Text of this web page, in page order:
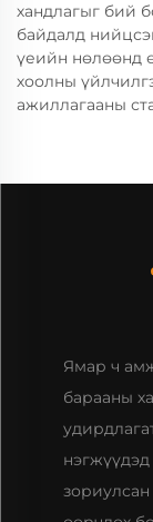
хандлагыг бий
байдалд
үеийн нөлөөнд
хоолны
ажиллагааны
Ямар ч
барааны